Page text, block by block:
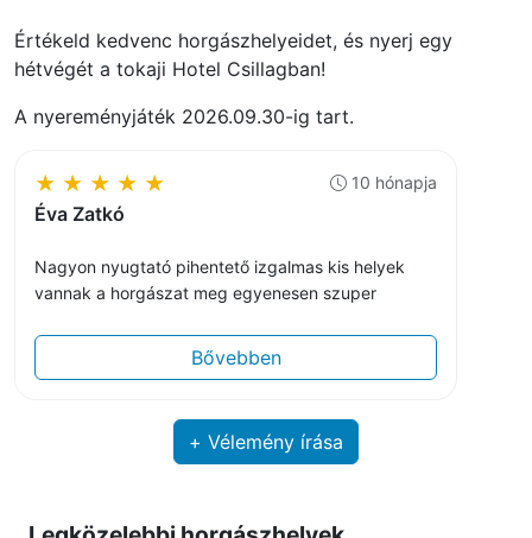
Értékeld kedvenc horgászhelyeidet, és nyerj egy
hétvégét a tokaji Hotel Csillagban!
A nyereményjáték 2026.09.30-ig tart.
★ ★ ★ ★ ★
Éva Zatkó
10 hónapja
Nagyon nyugtató pihentető izgalmas kis helyek
vannak a horgászat meg egyenesen szuper
Bővebben
+ Vélemény írása